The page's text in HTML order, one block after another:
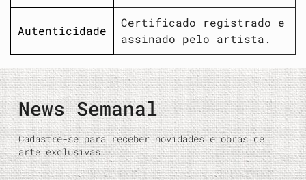
Autenticidade
Certificado registrado e
assinado pelo artista.
News Semanal
Cadastre-se para receber novidades e obras de
arte exclusivas.